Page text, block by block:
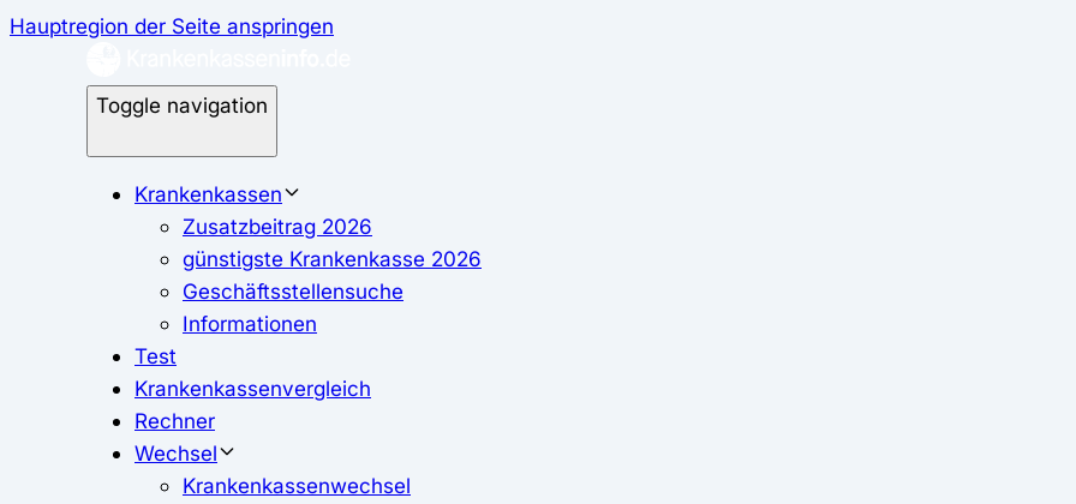
Hauptregion der Seite anspringen
Toggle navigation
Krankenkassen
Zusatzbeitrag 2026
günstigste Krankenkasse 2026
Geschäftsstellensuche
Informationen
Test
Krankenkassenvergleich
Rechner
Wechsel
Krankenkassenwechsel